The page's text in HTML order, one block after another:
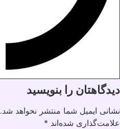
دیدگاهتان را بنویسید
نشانی ایمیل شما منتشر نخواهد شد.
علامت‌گذاری شده‌اند *